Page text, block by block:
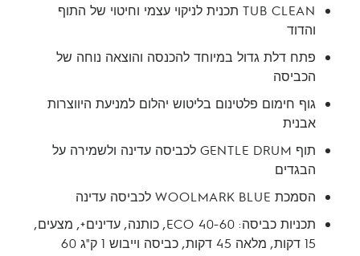
TUB CLEAN תכנית לניקוי עצמי וחיטוי של התוף
והדוד
פתח דלת גדול במיוחד להכנסה והוצאה נוחה של
הכביסה
גוף חימום פלטינום בליטוש יהלום למניעת היווצרות
אבנית
תוף GENTLE DRUM לכביסה עדינה ולשמירה על
הבגדים
הסמכת WOOLMARK BLUE לכביסה עדינה
תכניות כביסה: ECO 40-60, כותנה, עדינים+, מצעים,
15 דקות, מלאה 45 דקות, כביסה וייבוש 1 ק"ג 60